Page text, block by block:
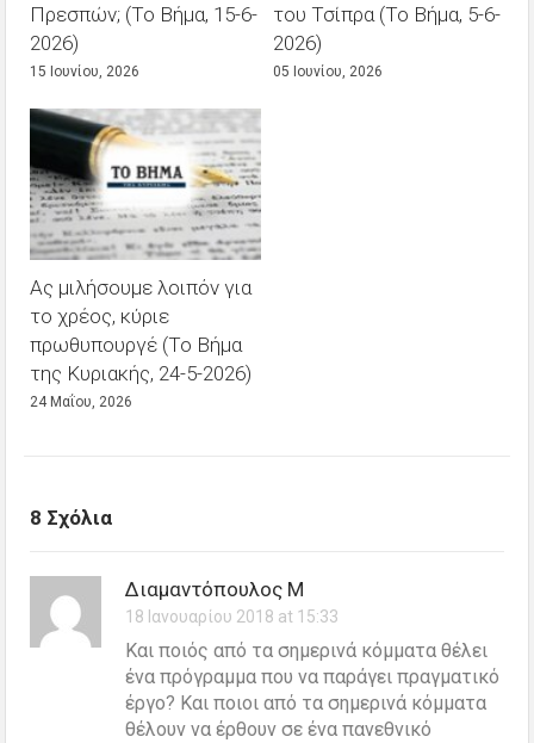
Πρεσπών; (Το Βήμα, 15-6-
2026)
15 Ιουνίου, 2026
του Τσίπρα (Το Βήμα, 5-6-
2026)
05 Ιουνίου, 2026
Ας μιλήσουμε λοιπόν για
το χρέος, κύριε
πρωθυπουργέ (Το Βήμα
της Κυριακής, 24-5-2026)
24 Μαΐου, 2026
8 Σχόλια
Διαμαντόπουλος Μ
18 Ιανουαρίου 2018 at 15:33
Και ποιός από τα σημερινά κόμματα θέλει
ένα πρόγραμμα που να παράγει πραγματικό
έργο? Και ποιοι από τα σημερινά κόμματα
θέλουν να έρθουν σε ένα πανεθνικό